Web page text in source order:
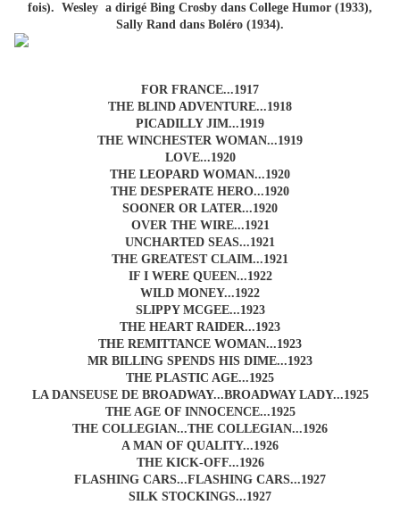
fois). Wesley a dirigé Bing Crosby dans College Humor (1933),
Sally Rand dans Boléro (1934).
FOR FRANCE...1917
THE BLIND ADVENTURE...1918
PICADILLY JIM...1919
THE WINCHESTER WOMAN...1919
LOVE...1920
THE LEOPARD WOMAN...1920
THE DESPERATE HERO...1920
SOONER OR LATER...1920
OVER THE WIRE...1921
UNCHARTED SEAS...1921
THE GREATEST CLAIM...1921
IF I WERE QUEEN...1922
WILD MONEY...1922
SLIPPY MCGEE...1923
THE HEART RAIDER...1923
THE REMITTANCE WOMAN...1923
MR BILLING SPENDS HIS DIME...1923
THE PLASTIC AGE...1925
LA DANSEUSE DE BROADWAY...BROADWAY LADY...1925
THE AGE OF INNOCENCE...1925
THE COLLEGIAN...THE COLLEGIAN...1926
A MAN OF QUALITY...1926
THE KICK-OFF...1926
FLASHING CARS...FLASHING CARS...1927
SILK STOCKINGS...1927